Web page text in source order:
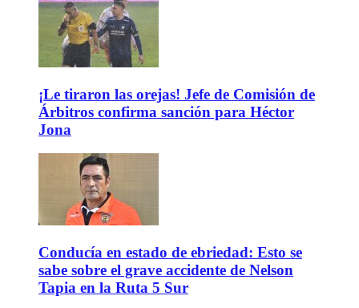
¡Le tiraron las orejas! Jefe de Comisión de
Árbitros confirma sanción para Héctor
Jona
Conducía en estado de ebriedad: Esto se
sabe sobre el grave accidente de Nelson
Tapia en la Ruta 5 Sur